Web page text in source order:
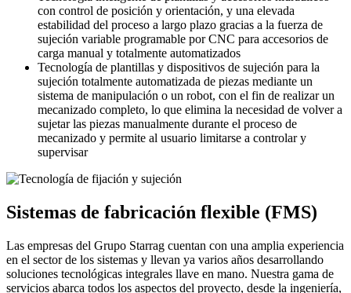
con control de posición y orientación, y una elevada
estabilidad del proceso a largo plazo gracias a la fuerza de
sujeción variable programable por CNC para accesorios de
carga manual y totalmente automatizados
Tecnología de plantillas y dispositivos de sujeción para la
sujeción totalmente automatizada de piezas mediante un
sistema de manipulación o un robot, con el fin de realizar un
mecanizado completo, lo que elimina la necesidad de volver a
sujetar las piezas manualmente durante el proceso de
mecanizado y permite al usuario limitarse a controlar y
supervisar
Sistemas de fabricación flexible (FMS)
Las empresas del Grupo Starrag cuentan con una amplia experiencia
en el sector de los sistemas y llevan ya varios años desarrollando
soluciones tecnológicas integrales llave en mano. Nuestra gama de
servicios abarca todos los aspectos del proyecto, desde la ingeniería,